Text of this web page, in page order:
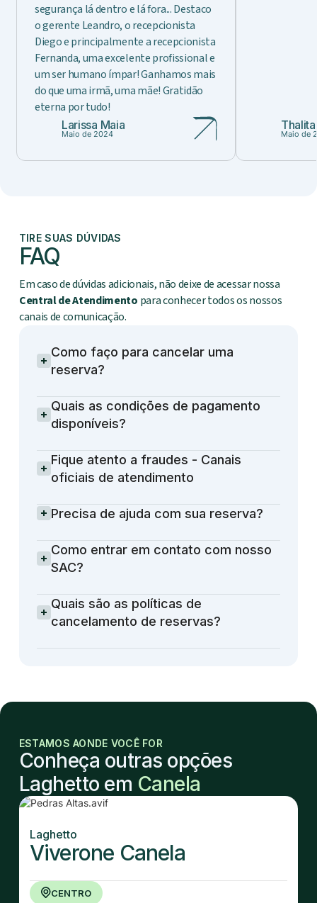
segurança lá dentro e lá fora... Destaco
o gerente Leandro, o recepcionista
Diego e principalmente a recepcionista
Fernanda, uma excelente profissional e
um ser humano ímpar! Ganhamos mais
do que uma irmã, uma mãe! Gratidão
eterna por tudo!
Larissa Maia
Maio de 2024 Maio de
TIRE SUAS DÚVIDAS
FAQ
Em caso de dúvidas adicionais, não deixe de acessar nossa
Central de Atendimento para conhecer todos os nossos
canais de comunicação.
Como faço para cancelar uma
reserva?
Quais as condições de pagamento
disponíveis?
Fique atento a fraudes - Canais
oficiais de atendimento
Precisa de ajuda com sua reserva?
Como entrar em contato com nosso
SAC?
Quais são as políticas de
cancelamento de reservas?
ESTAMOS AONDE VOCÊ FOR
Conheça outras opções
Laghetto em Canela
Laghetto
Viverone Canela
CENTRO